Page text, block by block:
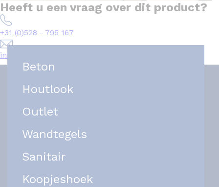
Heeft u een vraag over dit product?
+31 (0)528 - 795 167
info@het-tegelplein.nl
Beton
Houtlook
Outlet
Wandtegels
Sanitair
Koopjeshoek